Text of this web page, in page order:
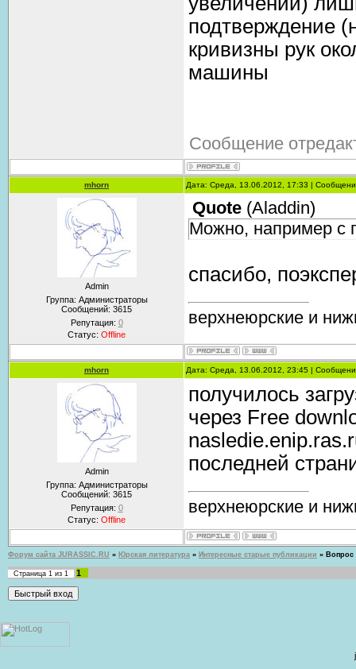
подтверждение
кривизны рук
машины
Сообщение
mhorn Дата: Среда, 13.06.2012, 17:33 |
Admin
Группа: Администраторы
Сообщений: 3615
Репутация: 0
Статус: Offline
Quote (Aladdin)
Можно, например с
спасибо,
верхнеюрские и
mhorn Дата: Среда, 13.06.2012, 23:45 |
Admin
Группа: Администраторы
Сообщений: 3615
Репутация: 0
Статус: Offline
получилось
через Free
последней
верхнеюрские и
Форум сайта JURASSIC.RU » Юрская литература » Интересные старые публикации » Вопрос
Страница 1 из 1 1